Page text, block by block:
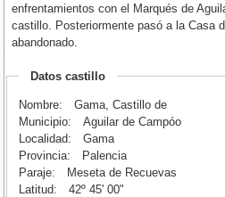
enfrentamientos con el Marqués de
castillo. Posteriormente pasó a la Casa
abandonado.
Datos castillo
Nombre:
Gama, Castillo de
Municipio:
Aguilar de Campóo
Localidad:
Gama
Provincia:
Palencia
Paraje:
Meseta de Recuevas
Latitud:
42º 45' 00"